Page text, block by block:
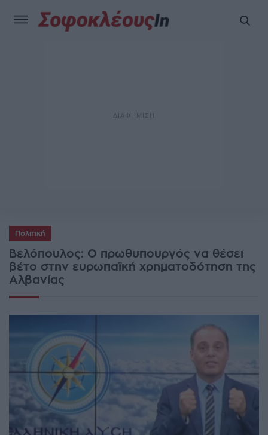
Πολιτική
Βελόπουλος: Ο πρωθυπουργός να θέσει
βέτο στην ευρωπαϊκή χρηματοδότηση της
Αλβανίας